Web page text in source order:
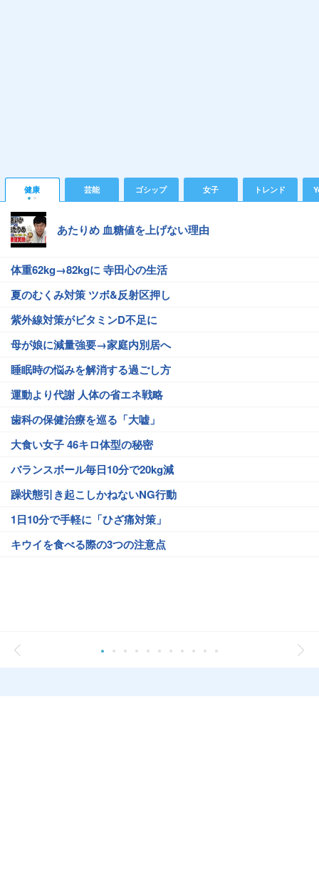
健康 芸能 ゴシップ 女子 トレンド
あたりめ 血糖値を上げない理由
体重62kg→82kgに 寺田心の生活
夏のむくみ対策 ツボ&反射区押し
紫外線対策がビタミンD不足に
母が娘に減量強要→家庭内別居へ
睡眠時の悩みを解消する過ごし方
運動より代謝 人体の省エネ戦略
歯科の保健治療を巡る「大嘘」
大食い女子 46キロ体型の秘密
バランスボール毎日10分で20kg減
躁状態引き起こしかねないNG行動
1日10分で手軽に「ひざ痛対策」
キウイを食べる際の3つの注意点